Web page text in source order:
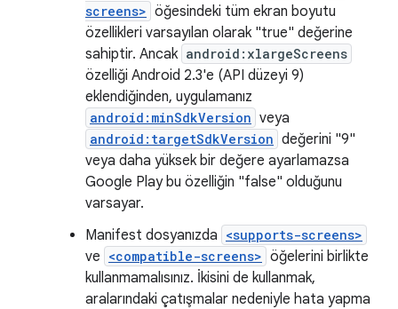
screens> öğesindeki tüm ekran boyutu
özellikleri varsayılan olarak "true" değerine
sahiptir. Ancak android:xlargeScreens
özelliği Android 2.3'e (API düzeyi 9)
eklendiğinden, uygulamanız
android:minSdkVersion veya
android:targetSdkVersion değerini "9"
veya daha yüksek bir değere ayarlamazsa
Google Play bu özelliğin "false" olduğunu
varsayar.
Manifest dosyanızda <supports-screens>
ve <compatible-screens> öğelerini birlikte
kullanmamalısınız. İkisini de kullanmak,
aralarındaki çatışmalar nedeniyle hata yapma